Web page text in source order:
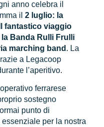
anno celebra il
il2 luglio: la
fantastico viaggio
Banda Rulli Frulli
marching band . La
a Legacoop
l’aperitivo.
ferrarese
sostegno
punto di
per la nostra